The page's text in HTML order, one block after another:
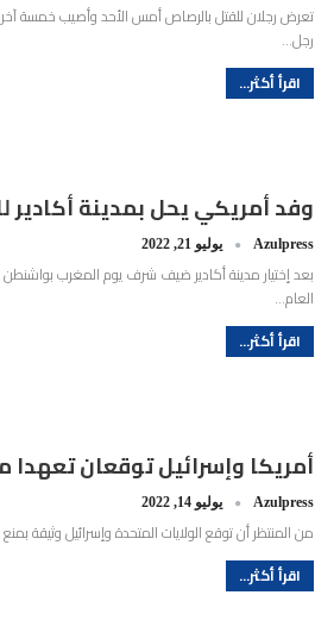
تعرض رجلان للقتل بالرصاص أمس الأحد وأصيب خمسة
رجل…
اقرأ أكثر...
وفد أمريكي يحل بمدينة أكادير
Azulpress يوليو 21, 2022
العام…
اقرأ أكثر...
أمريكا وإسرائيل توقعان
Azulpress يوليو 14, 2022
من المنتظر أن توقع الولايات المتحدة وإسرائيل وثيقة
اقرأ أكثر...